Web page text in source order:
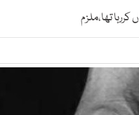
تھا،ملزم